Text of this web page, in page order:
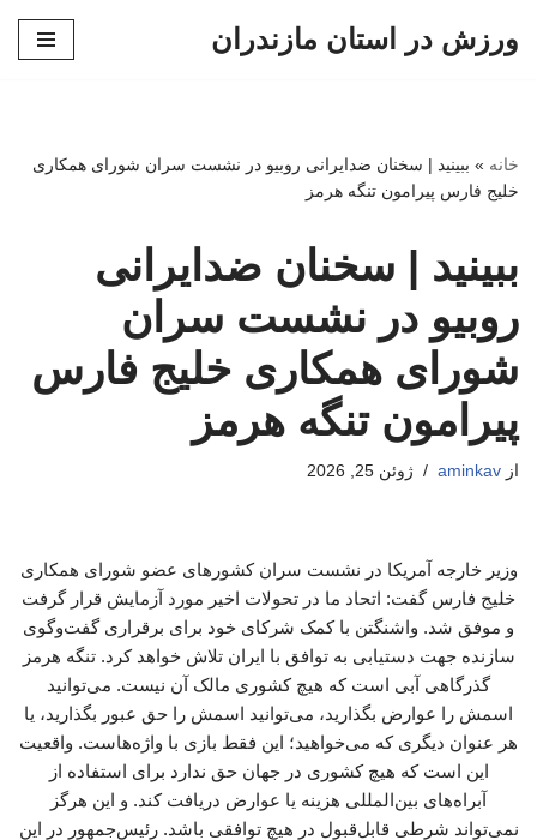
ورزش در استان مازندران
خانه » ببینید | سخنان ضدایرانی روبیو در نشست سران شورای همکاری
خلیج فارس پیرامون تنگه هرمز
ببینید | سخنان ضدایرانی
روبیو در نشست سران
شورای همکاری خلیج فارس
پیرامون تنگه هرمز
از aminkav ژوئن 25, 2026
وزیر خارجه آمریکا در نشست سران کشورهای عضو شورای همکاری
خلیج فارس گفت: اتحاد ما در تحولات اخیر مورد آزمایش قرار گرفت
و موفق شد. واشنگتن با کمک شرکای خود برای برقراری گفت‌وگوی
سازنده جهت دستیابی به توافق با ایران تلاش خواهد کرد. تنگه هرمز
گذرگاهی آبی است که هیچ کشوری مالک آن نیست. می‌توانید
اسمش را عوارض بگذارید، می‌توانید اسمش را حق عبور بگذارید، یا
هر عنوان دیگری که می‌خواهید؛ این فقط بازی با واژه‌هاست. واقعیت
این است که هیچ کشوری در جهان حق ندارد برای استفاده از
آبراه‌های بین‌المللی هزینه یا عوارض دریافت کند. و این هرگز
نمی‌تواند شرطی قابل‌قبول در هیچ توافقی باشد. رئیس‌جمهور در این